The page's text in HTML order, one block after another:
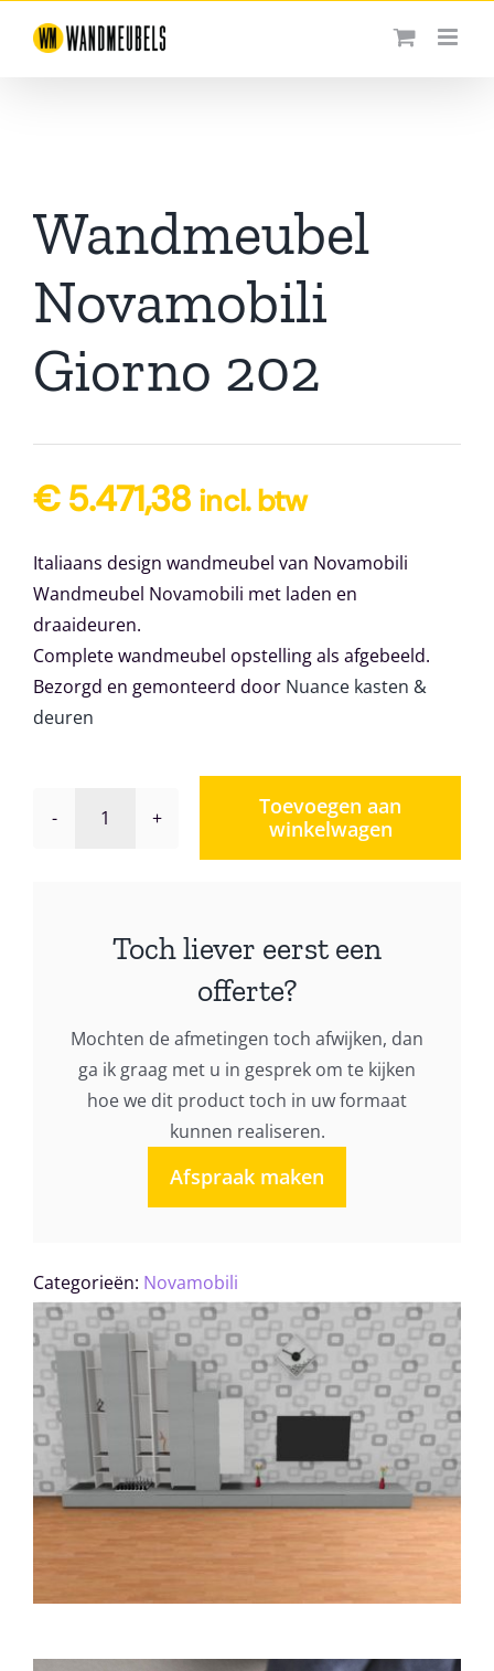
naar
Wandmeubel
Novamobili
Giorno 202
€5.471,38 incl. btw
Italiaans design wandmeubel van Novamobili
Wandmeubel Novamobili met laden en
draaideuren.
Complete wandmeubel opstelling als afgebeeld.
Bezorgd en gemonteerd door Nuance kasten &
deuren
Wandmeubel
aantal
Toevoegen aan
winkelwagen
Toch liever eerst een
offerte?
Mochten de afmetingen toch afwijken, dan
ga ik graag met u in gesprek om te kijken
hoe we dit product toch in uw formaat
kunnen realiseren.
Afspraak maken
Categorieën: Novamobili